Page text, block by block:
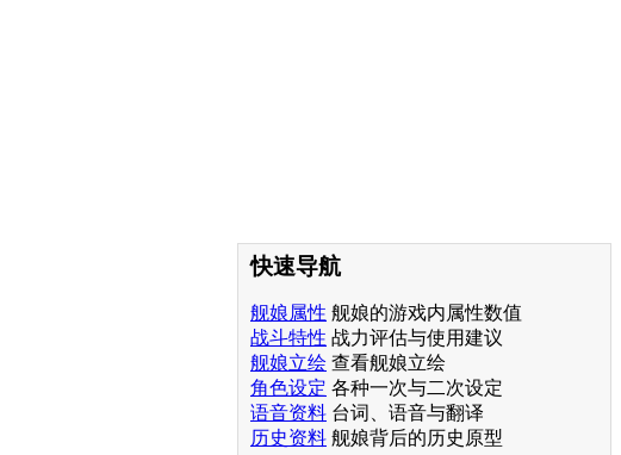
快速导航
舰娘属性 舰娘的游戏内属性数值
战斗特性 战力评估与使用建议
舰娘立绘 查看舰娘立绘
角色设定 各种一次与二次设定
语音资料 台词、语音与翻译
历史资料 舰娘背后的历史原型